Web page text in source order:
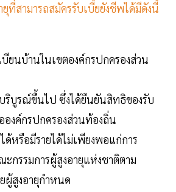
ที่สามารถสมัครรับเบี้ยยังชีพได้มีดังนี้
ยนบ้านในเขตองค์กรปกครองส่วน
ริบูรณ์ขึ้นไป ซึ่งได้ยืนยันสิทธิของรับ
องค์กรปกครองส่วนท้องถิ่น
ด้หรือมีรายได้ไม่เพียงพอแก่การ
กรรมการผู้สูงอายุแห่งชาติตาม
ผู้สูงอายุกำหนด